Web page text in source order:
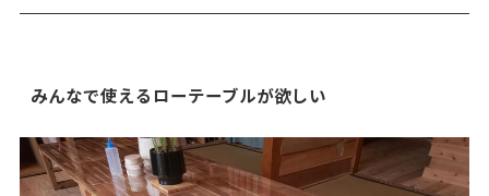
みんなで使えるローテーブルが欲しい